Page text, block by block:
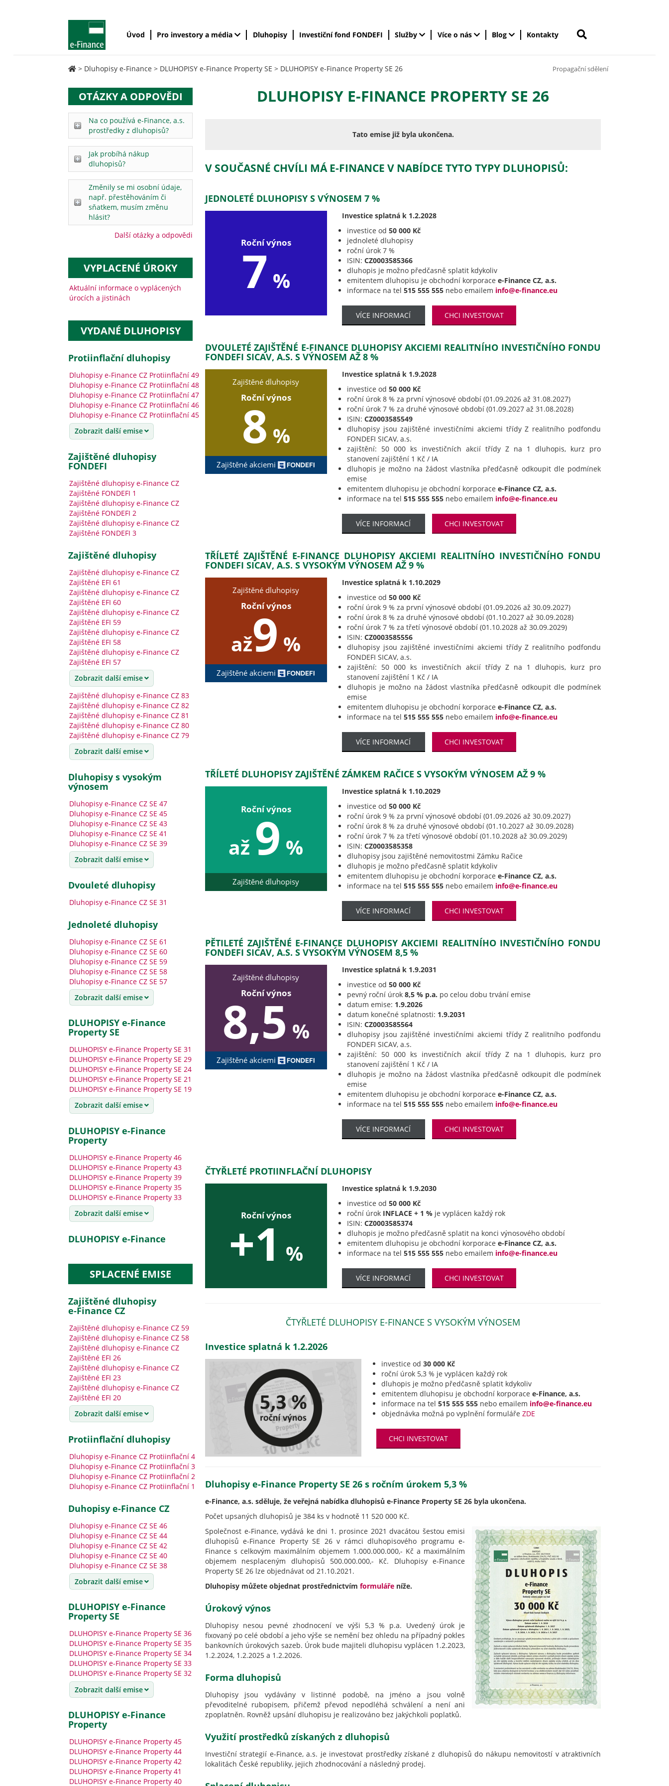
Úvod Pro investory a média Dluhopisy Investiční fond FONDEFI Služby Více o nás Blog Kontakty
> Dluhopisy e-Finance > DLUHOPISY e-Finance Property SE > DLUHOPISY e-Finance Property SE 26 Propagační sdělení
DLUHOPISY E-FINANCE PROPERTY SE 26
Tato emise již byla ukončena.
V SOUČASNÉ CHVÍLI MÁ E-FINANCE V NABÍDCE TYTO TYPY DLUHOPISŮ:
JEDNOLETÉ DLUHOPISY S VÝNOSEM 7 %
Roční výnos
7 %
Investice splatná k 1.2.2028
investice od 50 000 Kč
jednoleté dluhopisy
roční úrok 7 %
ISIN: CZ0003585366
dluhopis je možno předčasně splatit kdykoliv
emitentem dluhopisu je obchodní korporace e-Finance CZ, a.s.
informace na tel 515 555 555nebo emailem info@e-finance.eu
VÍCE INFORMACÍ CHCI INVESTOVAT
DVOULETÉ ZAJIŠTĚNÉ E-FINANCE DLUHOPISY AKCIEMI REALITNÍHO INVESTIČNÍHO FONDU
FONDEFI SICAV, A.S. S VÝNOSEM AŽ 8 %
Zajištěné dluhopisy
Roční výnos
8 %
Zajištěné akciemi
Investice splatná k 1.9.2028
investice od 50 000 Kč
roční úrok 8 % za první výnosové období (01.09.2026 až 31.08.2027)
roční úrok 7 % za druhé výnosové období (01.09.2027 až 31.08.2028)
ISIN: CZ0003585549
dluhopisy jsou zajištěné investičními akciemi třídy Z realitního podfondu
FONDEFI SICAV, a.s.
zajištění: 50 000 ks investičních akcií třídy Z na 1 dluhopis, kurz pro
stanovení zajištění 1 Kč / IA
dluhopis je možno na žádost vlastníka předčasně odkoupit dle podmínek
emise
emitentem dluhopisu je obchodní korporace e-Finance CZ, a.s.
informace na tel 515 555 555nebo emailem info@e-finance.eu
VÍCE INFORMACÍ CHCI INVESTOVAT
TŘÍLETÉ ZAJIŠTĚNÉ E-FINANCE DLUHOPISY AKCIEMI REALITNÍHO INVESTIČNÍHO FONDU
FONDEFI SICAV, A.S. S VYSOKÝM VÝNOSEM AŽ 9 %
Zajištěné dluhopisy
Roční výnos
až9 %
Zajištěné akciemi
Investice splatná k 1.10.2029
investice od 50 000 Kč
roční úrok 9 % za první výnosové období (01.09.2026 až 30.09.2027)
roční úrok 8 % za druhé výnosové období (01.10.2027 až 30.09.2028)
roční úrok 7 % za třetí výnosové období (01.10.2028 až 30.09.2029)
ISIN: CZ0003585556
dluhopisy jsou zajištěné investičními akciemi třídy Z realitního podfondu
FONDEFI SICAV, a.s.
zajištění: 50 000 ks investičních akcií třídy Z na 1 dluhopis, kurz pro
stanovení zajištění 1 Kč / IA
dluhopis je možno na žádost vlastníka předčasně odkoupit dle podmínek
emise
emitentem dluhopisu je obchodní korporace e-Finance CZ, a.s.
informace na tel 515 555 555nebo emailem info@e-finance.eu
VÍCE INFORMACÍ CHCI INVESTOVAT
TŘÍLETÉ DLUHOPISY ZAJIŠTĚNÉ ZÁMKEM RAČICE S VYSOKÝM VÝNOSEM AŽ 9 %
Roční výnos
až 9 %
Zajištěné dluhopisy
Investice splatná k 1.10.2029
investice od 50 000 Kč
roční úrok 9 % za první výnosové období (01.09.2026 až 30.09.2027)
roční úrok 8 % za druhé výnosové období (01.10.2027 až 30.09.2028)
roční úrok 7 % za třetí výnosové období (01.10.2028 až 30.09.2029)
ISIN: CZ0003585358
dluhopisy jsou zajištěné nemovitostmi Zámku Račice
dluhopis je možno předčasně splatit kdykoliv
emitentem dluhopisu je obchodní korporace e-Finance CZ, a.s.
informace na tel 515 555 555nebo emailem info@e-finance.eu
VÍCE INFORMACÍ CHCI INVESTOVAT
PĚTILETÉ ZAJIŠTĚNÉ E-FINANCE DLUHOPISY AKCIEMI REALITNÍHO INVESTIČNÍHO FONDU
FONDEFI SICAV, A.S. S VYSOKÝM VÝNOSEM 8,5 %
Zajištěné dluhopisy
Roční výnos
8,5 %
Zajištěné akciemi
Investice splatná k 1.9.2031
investice od 50 000 Kč
pevný roční úrok 8,5 % p.a. po celou dobu trvání emise
datum emise: 1.9.2026
datum konečné splatnosti: 1.9.2031
ISIN: CZ0003585564
dluhopisy jsou zajištěné investičními akciemi třídy Z realitního podfondu
FONDEFI SICAV, a.s.
zajištění: 50 000 ks investičních akcií třídy Z na 1 dluhopis, kurz pro
stanovení zajištění 1 Kč / IA
dluhopis je možno na žádost vlastníka předčasně odkoupit dle podmínek
emise
emitentem dluhopisu je obchodní korporace e-Finance CZ, a.s.
informace na tel 515 555 555nebo emailem info@e-finance.eu
VÍCE INFORMACÍ CHCI INVESTOVAT
ČTYŘLETÉ PROTIINFLAČNÍ DLUHOPISY
Roční výnos
+1 %
Investice splatná k 1.9.2030
investice od 50 000 Kč
roční úrok INFLACE + 1 % je vyplácen každý rok
ISIN: CZ0003585374
dluhopis je možno předčasně splatit na konci výnosového období
emitentem dluhopisu je obchodní korporace e-Finance CZ, a.s.
informace na tel 515 555 555nebo emailem info@e-finance.eu
VÍCE INFORMACÍ CHCI INVESTOVAT
ČTYŘLETÉ DLUHOPISY E-FINANCE S VYSOKÝM VÝNOSEM
Investice splatná k 1.2.2026
investice od 30 000 Kč
roční úrok 5,3 % je vyplácen každý rok
dluhopis je možno předčasně splatit kdykoliv
emitentem dluhopisu je obchodní korporace e-Finance, a.s.
informace na tel 515 555 555nebo emailem info@e-finance.eu
objednávka možná po vyplnění formuláře ZDE
CHCI INVESTOVAT
Dluhopisy e-Finance Property SE 26 s ročním úrokem 5,3 %
e-Finance, a.s. sděluje, že veřejná nabídka dluhopisů e-Finance Property SE 26 byla ukončena.
Počet upsaných dluhopisů je 384 ks v hodnotě 11 520 000 Kč.
Společnost e-Finance, vydává ke dni 1. prosince 2021 dvacátou šestou emisi
dluhopisů e-Finance Property SE 26 v rámci dluhopisového programu e-
Finance s celkovým maximálním objemem 1.000.000.000,- Kč a maximálním
objemem nesplaceným dluhopisů 500.000.000,- Kč. Dluhopisy e-Finance
Property SE 26 lze objednávat od 21.10.2021.
Dluhopisy můžete objednat prostřednictvím formuláře níže.
Úrokový výnos
Dluhopisy nesou pevné zhodnocení ve výši 5,3 % p.a. Uvedený úrok je
fixovaný po celé období a jeho výše se nemění bez ohledu na případný pokles
bankovních úrokových sazeb. Úrok bude majiteli dluhopisu vyplácen 1.2.2023,
1.2.2024, 1.2.2025 a 1.2.2026.
Forma dluhopisů
Dluhopisy jsou vydávány v listinné podobě, na jméno a jsou volně
převoditelné rubopisem, přičemž převod nepodléhá schválení a není ani
zpoplatněn. Rovněž upsání dluhopisu je realizováno bez jakýchkoli poplatků.
Využití prostředků získaných z dluhopisů
Investiční strategií e-Finance, a.s. je investovat prostředky získané z dluhopisů do nákupu nemovitostí v atraktivních
lokalitách České republiky, jejich zhodnocování a následný prodej.
OTÁZKY A ODPOVĚDI
Na co používá e-Finance, a.s.
prostředky z dluhopisů?
Jak probíhá nákup
dluhopisů?
Změnily se mi osobní údaje,
např. přestěhováním či
sňatkem, musím změnu
hlásit?
Další otázky a odpovědi
VYPLACENÉ ÚROKY
Aktuální informace o vyplácených
úrocích a jistinách
VYDANÉ DLUHOPISY
protiinflační dluhopisy
Dluhopisy e-Finance CZ Protiinflační 49
Dluhopisy e-Finance CZ Protiinflační 48
Dluhopisy e-Finance CZ Protiinflační 47
Dluhopisy e-Finance CZ Protiinflační 46
Dluhopisy e-Finance CZ Protiinflační 45
Zobrazit další emise
Zajištěné dluhopisy
FONDEFI
Zajištěné dluhopisy e-Finance CZ
Zajištěné FONDEFI 1
Zajištěné dluhopisy e-Finance CZ
Zajištěné FONDEFI 2
Zajištěné dluhopisy e-Finance CZ
Zajištěné FONDEFI 3
zajištěné dluhopisy
Zajištěné dluhopisy e-Finance CZ
Zajištěné EFI 61
Zajištěné dluhopisy e-Finance CZ
Zajištěné EFI 60
Zajištěné dluhopisy e-Finance CZ
Zajištěné EFI 59
Zajištěné dluhopisy e-Finance CZ
Zajištěné EFI 58
Zajištěné dluhopisy e-Finance CZ
Zajištěné EFI 57
Zobrazit další emise
Zajištěné dluhopisy e-Finance CZ 83
Zajištěné dluhopisy e-Finance CZ 82
Zajištěné dluhopisy e-Finance CZ 81
Zajištěné dluhopisy e-Finance CZ 80
Zajištěné dluhopisy e-Finance CZ 79
Zobrazit další emise
dluhopisy s vysokým
výnosem
Dluhopisy e-Finance CZ SE 47
Dluhopisy e-Finance CZ SE 45
Dluhopisy e-Finance CZ SE 43
Dluhopisy e-Finance CZ SE 41
Dluhopisy e-Finance CZ SE 39
Zobrazit další emise
dvouleté dluhopisy
Dluhopisy e-Finance CZ SE 31
jednoleté dluhopisy
Dluhopisy e-Finance CZ SE 61
Dluhopisy e-Finance CZ SE 60
Dluhopisy e-Finance CZ SE 59
Dluhopisy e-Finance CZ SE 58
Dluhopisy e-Finance CZ SE 57
Zobrazit další emise
DLUHOPISY e-Finance
Property SE
DLUHOPISY e-Finance Property SE 31
DLUHOPISY e-Finance Property SE 29
DLUHOPISY e-Finance Property SE 24
DLUHOPISY e-Finance Property SE 21
DLUHOPISY e-Finance Property SE 19
Zobrazit další emise
DLUHOPISY e-Finance
Property
DLUHOPISY e-Finance Property 46
DLUHOPISY e-Finance Property 43
DLUHOPISY e-Finance Property 39
DLUHOPISY e-Finance Property 35
DLUHOPISY e-Finance Property 33
Zobrazit další emise
DLUHOPISY e-Finance
SPLACENÉ EMISE
Zajištěné dluhopisy
e‑Finance CZ
Zajištěné dluhopisy e-Finance CZ 59
Zajištěné dluhopisy e-Finance CZ 58
Zajištěné dluhopisy e-Finance CZ
Zajištěné EFI 26
Zajištěné dluhopisy e-Finance CZ
Zajištěné EFI 23
Zajištěné dluhopisy e-Finance CZ
Zajištěné EFI 20
Zobrazit další emise
Protiinflační dluhopisy
Dluhopisy e-Finance CZ Protiinflační 4
Dluhopisy e-Finance CZ Protiinflační 3
Dluhopisy e-Finance CZ Protiinflační 2
Dluhopisy e-Finance CZ Protiinflační 1
Duhopisy e-Finance CZ
Dluhopisy e-Finance CZ SE 46
Dluhopisy e-Finance CZ SE 44
Dluhopisy e-Finance CZ SE 42
Dluhopisy e-Finance CZ SE 40
Dluhopisy e-Finance CZ SE 38
Zobrazit další emise
DLUHOPISY e-Finance
Property SE
DLUHOPISY e-Finance Property SE 36
DLUHOPISY e-Finance Property SE 35
DLUHOPISY e-Finance Property SE 34
DLUHOPISY e-Finance Property SE 33
DLUHOPISY e-Finance Property SE 32
Zobrazit další emise
DLUHOPISY e-Finance
Property
DLUHOPISY e-Finance Property 45
DLUHOPISY e-Finance Property 44
DLUHOPISY e-Finance Property 42
DLUHOPISY e-Finance Property 41
DLUHOPISY e-Finance Property 40